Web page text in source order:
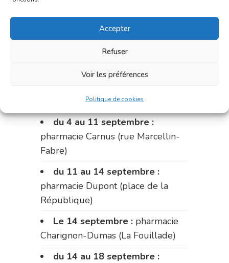
Accepter
Refuser
Voir les préférences
Politique de cookies
Dupont (place de la République)
du 28 au 31 août :pharmacie
Bonnemaire (rue Saint-Jacques)
Du 31 août au 4 septembre :
du 4 au 11 septembre :
pharmacie Carnus (rue Marcellin-
Fabre)
du 11 au 14 septembre :
pharmacie Dupont (place de la
République)
Le 14 septembre : pharmacie
Charignon-Dumas (La Fouillade)
du 14 au 18 septembre :